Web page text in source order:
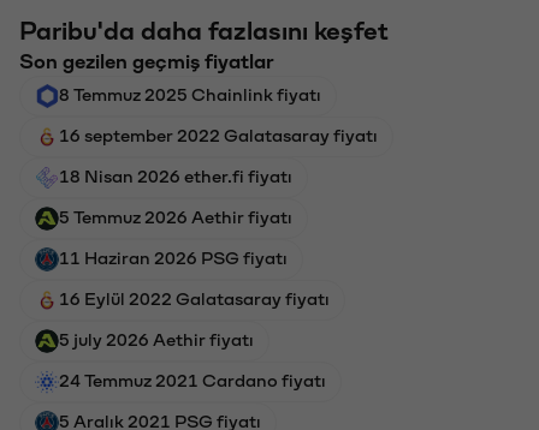
Paribu'da daha fazlasını keşfet
Son gezilen geçmiş fiyatlar
8 Temmuz 2025 Chainlink fiyatı
16 september 2022 Galatasaray fiyatı
18 Nisan 2026 ether.fi fiyatı
5 Temmuz 2026 Aethir fiyatı
11 Haziran 2026 PSG fiyatı
16 Eylül 2022 Galatasaray fiyatı
5 july 2026 Aethir fiyatı
24 Temmuz 2021 Cardano fiyatı
5 Aralık 2021 PSG fiyatı